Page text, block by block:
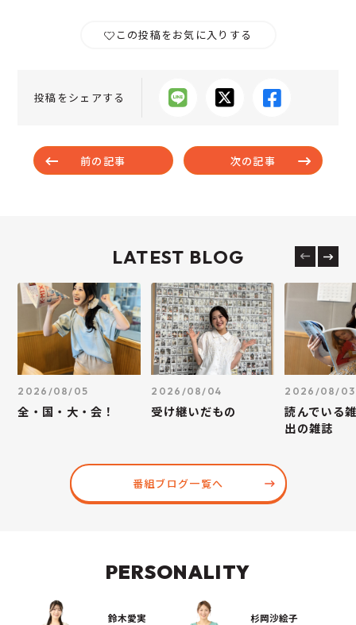
この投稿をお気に入りする
投稿をシェアする
前の記事 次の記事
LATEST BLOG
2026/08/05
全・国・大・会！
2026/08/04
受け継いだもの
2026/08/03
読んでいる
出の雑誌
番組ブログ一覧へ
PERSONALITY
鈴木愛実 杉岡沙絵子